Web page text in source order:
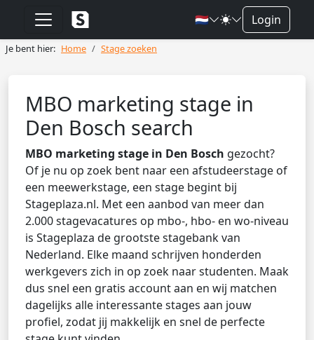
🇳🇱 Login
Je bent hier: Home Stage zoeken
MBO marketing stage in
Den Bosch search
MBO marketing stage in Den Bosch gezocht?
Of je nu op zoek bent naar een afstudeerstage of
een meewerkstage, een stage begint bij
Stageplaza.nl. Met een aanbod van meer dan
2.000 stagevacatures op mbo-, hbo- en wo-niveau
is Stageplaza de grootste stagebank van
Nederland. Elke maand schrijven honderden
werkgevers zich in op zoek naar studenten. Maak
dus snel een gratis account aan en wij matchen
dagelijks alle interessante stages aan jouw
profiel, zodat jij makkelijk en snel de perfecte